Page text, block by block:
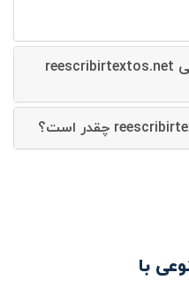
مزایای استفاده از هوش مصنوعی reescribirtextos.net
با